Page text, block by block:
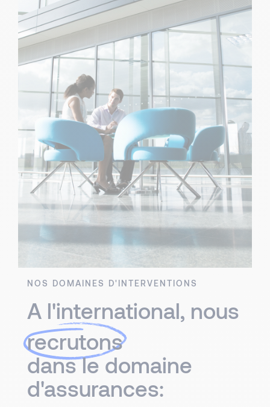
NOS DOMAINES D'INTERVENTIONS
A l'international, nous
recrutons
dans le domaine
d'assurances: